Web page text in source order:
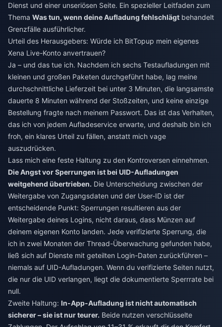
Dienst und einer unseriösen Seite. Ein spezieller Leitfaden zum
Thema Was tun, wenn deine Aufladung fehlschlägt behandelt
Grenzfälle ausführlicher.
Urteil des Herausgebers: Würde ich BitTopup mein eigenes
Xena Live-Konto anvertrauen?
Ja – und das tue ich. Nachdem ich sechs Testaufladungen mit
kleinen und großen Paketen durchgeführt habe, lag meine
durchschnittliche Lieferzeit bei unter 3 Minuten, die langsamste
dauerte 8 Minuten während der Stoßzeiten, und keine einzige
Bestellung fragte nach meinem Passwort. Das ist das Verhalten,
das ich von jedem Aufladeservice erwarte, und deshalb bin ich
froh, ein klares Urteil zu fällen, anstatt mich vage
auszudrücken.
Lass mich eine feste Haltung zu den Kontroversen einnehmen.
Die Angst vor Sperrungen ist bei UID-Aufladungen
weitgehend übertrieben. Die Unterscheidung zwischen der
Weitergabe von Zugangsdaten und der User-ID ist der
entscheidende Punkt: Sperrungen resultieren aus der
Weitergabe deines Logins, nicht daraus, dass Münzen auf
deinem eigenen Konto landen. Jede verifizierte Sperrung, die
ich in zwei Monaten der Thread-Überwachung gefunden habe,
ließ sich auf Dienste mit geteilten Login-Daten zurückführen –
niemals auf UID-Aufladungen. Wenn du verifizierte Seiten nutzt,
die nur die UID verlangen, liegt die dokumentierte Sperrrate bei
null.
Zweite Haltung: In-App-Aufladung ist nicht automatisch
sicherer – sie ist nur teurer. Beide nutzen verschlüsselte